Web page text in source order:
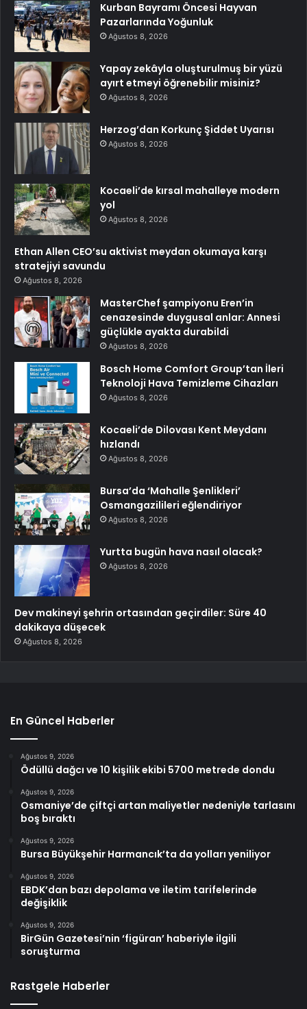
Kurban Bayramı Öncesi Hayvan
Pazarlarında Yoğunluk
Ağustos 8, 2026
Yapay zekâyla oluşturulmuş bir yüzü
ayırt etmeyi öğrenebilir misiniz?
Ağustos 8, 2026
Herzog’dan Korkunç Şiddet Uyarısı
Ağustos 8, 2026
Kocaeli’de kırsal mahalleye modern
yol
Ağustos 8, 2026
Ethan Allen CEO’su aktivist meydan okumaya karşı
stratejiyi savundu
Ağustos 8, 2026
MasterChef şampiyonu Eren’in
cenazesinde duygusal anlar: Annesi
güçlükle ayakta durabildi
Ağustos 8, 2026
Bosch Home Comfort Group’tan İleri
Teknoloji Hava Temizleme Cihazları
Ağustos 8, 2026
Kocaeli’de Dilovası Kent Meydanı
hızlandı
Ağustos 8, 2026
Bursa’da ‘Mahalle Şenlikleri’
Osmangazilileri eğlendiriyor
Ağustos 8, 2026
Yurtta bugün hava nasıl olacak?
Ağustos 8, 2026
Dev makineyi şehrin ortasından geçirdiler: Süre 40
dakikaya düşecek
Ağustos 8, 2026
En Güncel Haberler
Ağustos 9, 2026
Ödüllü dağcı ve 10 kişilik ekibi 5700 metrede dondu
Ağustos 9, 2026
Osmaniye’de çiftçi artan maliyetler nedeniyle tarlasını
boş bıraktı
Ağustos 9, 2026
Bursa Büyükşehir Harmancık’ta da yolları yeniliyor
Ağustos 9, 2026
EBDK’dan bazı depolama ve iletim tarifelerinde
değişiklik
Ağustos 9, 2026
BirGün Gazetesi’nin ‘figüran’ haberiyle ilgili
soruşturma
Rastgele Haberler